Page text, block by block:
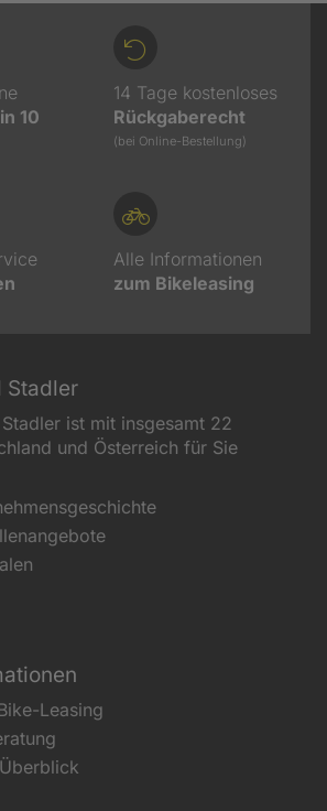
10
14 Tage kostenloses
Rückgaberecht
(bei Online-Bestellung)
Alle Informationen
zum Bikeleasing
Stadler
ist mit insgesamt 22
und Österreich für Sie
Leasing